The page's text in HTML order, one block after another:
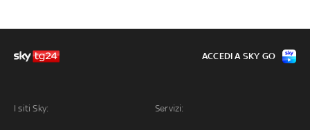
I siti Sky: Servizi:
ACCEDI A SKY GO